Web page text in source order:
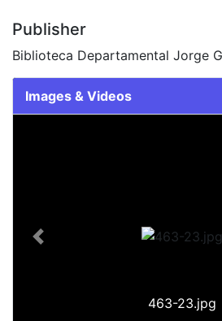
Publisher
Biblioteca Departamental Jorge
Images & Videos
463-23.jpg
Previous